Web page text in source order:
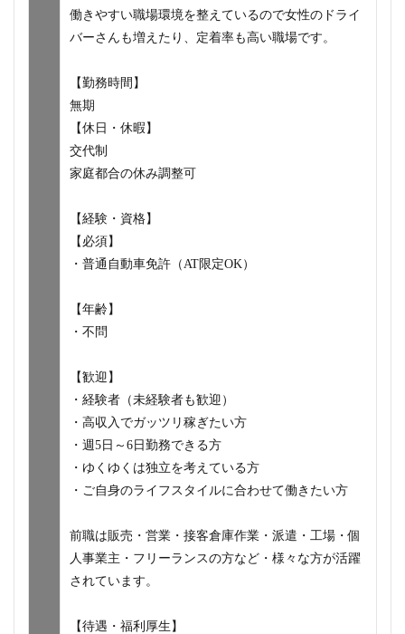
働きやすい職場環境を整えているので女性のドライ
バーさんも増えたり、定着率も高い職場です。
【勤務時間】
無期
【休日・休暇】
交代制
家庭都合の休み調整可
【経験・資格】
【必須】
・普通自動車免許（AT限定OK）
【年齢】
・不問
【歓迎】
・経験者（未経験者も歓迎）
・高収入でガッツリ稼ぎたい方
・週5日～6日勤務できる方
・ゆくゆくは独立を考えている方
・ご自身のライフスタイルに合わせて働きたい方
前職は販売・営業・接客倉庫作業・派遣・工場・個
人事業主・フリーランスの方など・様々な方が活躍
されています。
【待遇・福利厚生】